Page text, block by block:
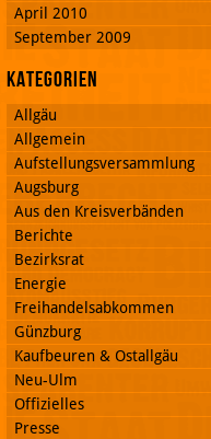
April 2010
September 2009
Kategorien
Allgäu
Allgemein
Aufstellungsversammlung
Augsburg
Aus den Kreisverbänden
Berichte
Bezirksrat
Energie
Freihandelsabkommen
Günzburg
Kaufbeuren & Ostallgäu
Neu-Ulm
Offizielles
Presse